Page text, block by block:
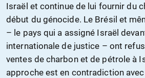
Israël et continue de lui fournir du
début du génocide. Le Brésil et
– le pays qui a assigné Israël
internationale de justice – ont
ventes de charbon et de pétrole à
approche est en contradiction